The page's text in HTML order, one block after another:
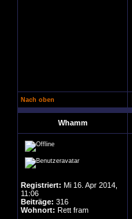
Nach oben
Whamm
Registriert: Mi 16. Apr 2014,
11:06
Beiträge: 316
Wohnort: Rett fram